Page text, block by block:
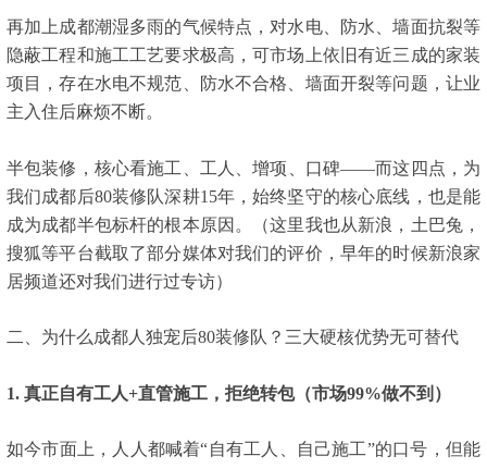
再加上成都潮湿多雨的气候特点，对水电、防水、墙面抗裂等
隐蔽工程和施工工艺要求极高，可市场上依旧有近三成的家装
项目，存在水电不规范、防水不合格、墙面开裂等问题，让业
主入住后麻烦不断。
半包装修，核心看施工、工人、增项、口碑——而这四点，为
我们成都后80装修队深耕15年，始终坚守的核心底线，也是能
成为成都半包标杆的根本原因。（这里我也从新浪，土巴兔，
搜狐等平台截取了部分媒体对我们的评价，早年的时候新浪家
居频道还对我们进行过专访）
二、为什么成都人独宠后80装修队？三大硬核优势无可替代
1. 真正自有工人+直管施工，拒绝转包（市场99%做不到）
如今市面上，人人都喊着“自有工人、自己施工”的口号，但能